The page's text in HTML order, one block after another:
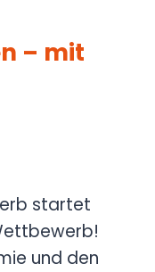
– mit
startet
und den